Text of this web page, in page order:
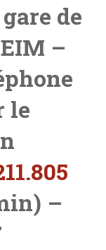
de
–
le
–